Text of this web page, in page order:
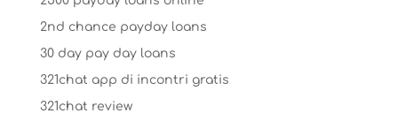
2nd chance payday loans
30 day pay day loans
321chat app di incontri gratis
321chat review